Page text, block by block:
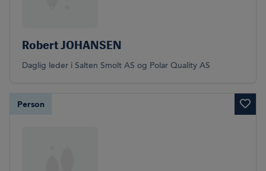
Robert JOHANSEN
Daglig leder i Salten Smolt AS og Polar Quality AS
Person